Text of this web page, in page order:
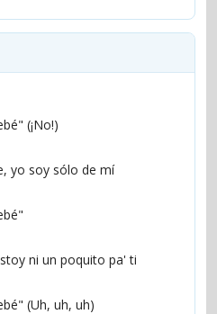
(¡No!)
yo soy sólo de mí
ni un poquito pa' ti
(Uh, uh, uh)